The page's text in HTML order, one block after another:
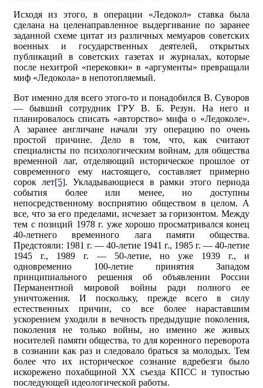
Исходя из этого, в операции «Ледокол» ставка была
сделана на целенаправленное выдергивание по заранее
заданной схеме цитат из различных мемуаров советских
военных и государственных деятелей, открытых
публикаций в советских газетах и журналах, которые
после нехитрой «перековки» в «аргументы» превращали
миф «Ледокола» в непотопляемый.
Вот именно для всего этого-то и понадобился В. Суворов
— бывший сотрудник ГРУ В. Б. Резун. На него и
планировалось списать «авторство» мифа о «Ледоколе».
А заранее англичане начали эту операцию по очень
простой причине. Дело в том, что, как считают
специалисты по психологическим войнам, для общества
временной лаг, отделяющий историческое прошлое от
современного ему настоящего, составляет примерно
сорок лет[5]. Укладывающиеся в рамки этого периода
события более или менее, но доступны
непосредственному восприятию обществом в целом. А
все, что за его пределами, исчезает за горизонтом. Между
тем с позиций 1978 г. уже хорошо просматривался конец
40-летнего временного лага памяти общества.
Предстояли: 1981 г. — 40-летие 1941 г., 1985 г. — 40-летие
1945 г., 1989 г. — 50-летие, но уже 1939 г., и
одновременно 100-летие принятия Западом
принципиального решения об объявлении России
Перманентной мировой войны ради полного ее
уничтожения. И поскольку, прежде всего в силу
естественных причин, со все более нараставшим
ускорением уходили в вечность предыдущие поколения,
поколения не только войны, но именно же живых
носителей памяти общества, то для коренного переворота
в сознании как раз и следовало браться за молодых. Тем
более что их историческое сознание вдребезги было
искорежено похабщиной XX съезда КПСС и тупостью
последующей идеологической работы.